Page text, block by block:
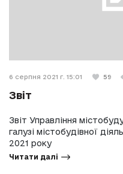
6 серпня 2021 г. 15:01 59
Звіт
Звіт Управління
галузі містобудівної
2021 року
Читати далі